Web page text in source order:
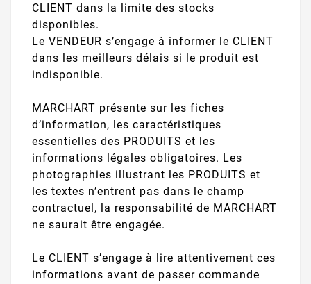
CLIENT dans la limite des stocks
disponibles.
Le VENDEUR s’engage à informer le CLIENT
dans les meilleurs délais si le produit est
indisponible.
MARCHART présente sur les fiches
d’information, les caractéristiques
essentielles des PRODUITS et les
informations légales obligatoires. Les
photographies illustrant les PRODUITS et
les textes n’entrent pas dans le champ
contractuel, la responsabilité de MARCHART
ne saurait être engagée.
Le CLIENT s’engage à lire attentivement ces
informations avant de passer commande